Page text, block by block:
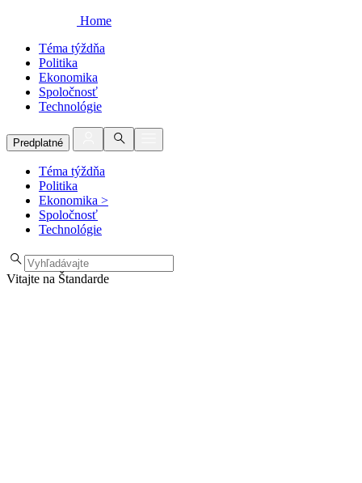
Home
Téma týždňa
Politika
Ekonomika
Spoločnosť
Technológie
Predplatné
Téma týždňa
Politika
Ekonomika >
Spoločnosť
Technológie
Vitajte na Štandarde